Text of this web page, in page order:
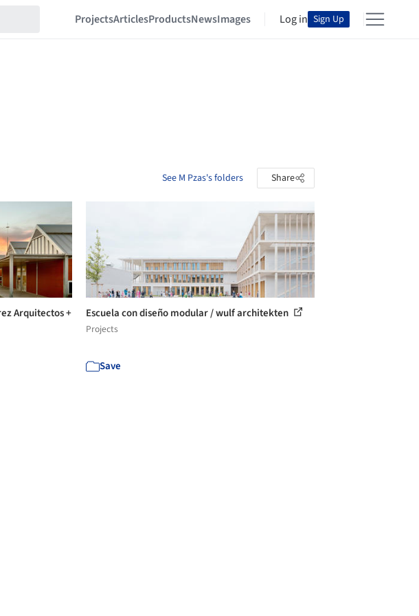
ProjectsArticlesProductsNewsImages Log in Sign Up
See M Pzas's folders Share
Arquitectos +
Escuela con diseño modular / wulf architekten
Projects
Save